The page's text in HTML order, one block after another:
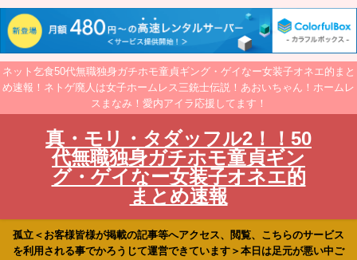
ネット乞食50代無職独身ガチホモ童貞ギング・ゲイなー女装子オネエ的まと
め速報！ネトゲ廃人は女子ホームレス三銃士伝説！あおいちゃん！ホームレ
スまなみ！愛内アイラ応援してます！
真・モリ・タダッフル2！！50
代無職独身ガチホモ童貞ギン
グ・ゲイなー女装子オネエ的
まとめ速報
孤立＜お客様皆様が掲載の記事等へアクセス、閲覧、こちらのサービス
を利用される事でかろうじて運営できています＞本日は足元が悪い中ご